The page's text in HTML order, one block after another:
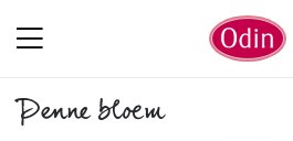
Penne bloem